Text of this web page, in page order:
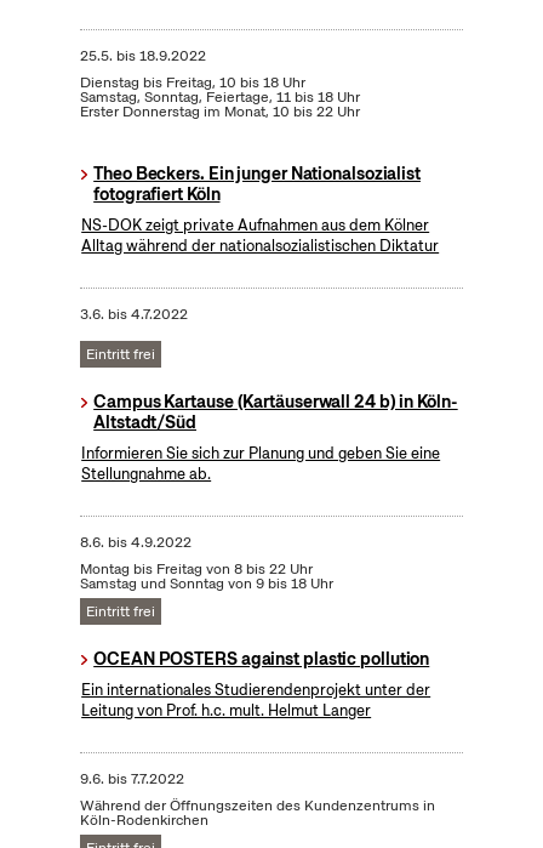
25.5. bis18.9.2022
Dienstag bis Freitag, 10 bis 18 Uhr
Samstag, Sonntag, Feiertage, 11 bis 18 Uhr
Erster Donnerstag im Monat, 10 bis 22 Uhr
Theo Beckers. Ein junger Nationalsozialist
fotografiert Köln
NS-DOK zeigt private Aufnahmen aus dem Kölner
Alltag während der nationalsozialistischen Diktatur
3.6. bis4.7.2022
Eintritt frei
Campus Kartause (Kartäuserwall 24 b) in Köln-
Altstadt/Süd
Informieren Sie sich zur Planung und geben Sie eine
Stellungnahme ab.
8.6. bis4.9.2022
Montag bis Freitag von 8 bis 22 Uhr
Samstag und Sonntag von 9 bis 18 Uhr
Eintritt frei
OCEAN POSTERS against plastic pollution
Ein internationales Studierendenprojekt unter der
Leitung von Prof. h.c. mult. Helmut Langer
9.6. bis7.7.2022
Während der Öffnungszeiten des Kundenzentrums in
Köln-Rodenkirchen